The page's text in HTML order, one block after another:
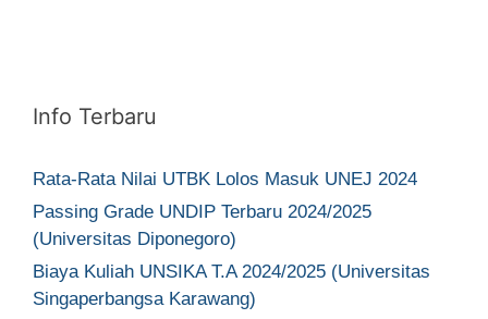
Info Terbaru
Rata-Rata Nilai UTBK Lolos Masuk UNEJ 2024
Passing Grade UNDIP Terbaru 2024/2025
(Universitas Diponegoro)
Biaya Kuliah UNSIKA T.A 2024/2025 (Universitas
Singaperbangsa Karawang)